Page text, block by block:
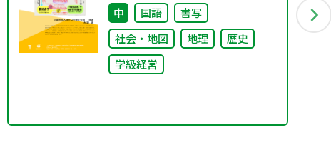
創プロジェクト」“好き”が社会
とつながる学び
中 国語
書写
社会・地図
地理
歴史
学級経営